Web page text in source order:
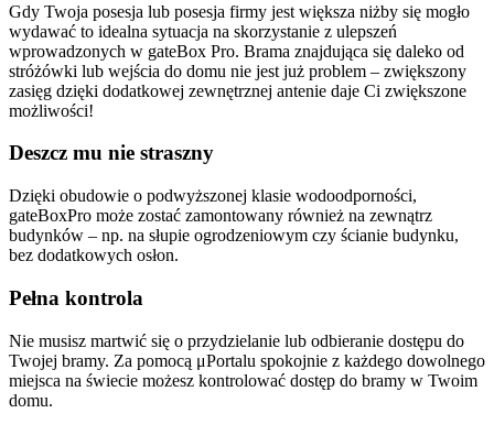
Gdy Twoja posesja lub posesja firmy jest większa niżby się mogło
wydawać to idealna sytuacja na skorzystanie z ulepszeń
wprowadzonych w gateBox Pro. Brama znajdująca się daleko od
stróżówki lub wejścia do domu nie jest już problem – zwiększony
zasięg dzięki dodatkowej zewnętrznej antenie daje Ci zwiększone
możliwości!
Deszcz mu nie straszny
Dzięki obudowie o podwyższonej klasie wodoodporności,
gateBoxPro może zostać zamontowany również na zewnątrz
budynków – np. na słupie ogrodzeniowym czy ścianie budynku,
bez dodatkowych osłon.
Pełna kontrola
Nie musisz martwić się o przydzielanie lub odbieranie dostępu do
Twojej bramy. Za pomocą μPortalu spokojnie z każdego dowolnego
miejsca na świecie możesz kontrolować dostęp do bramy w Twoim
domu.